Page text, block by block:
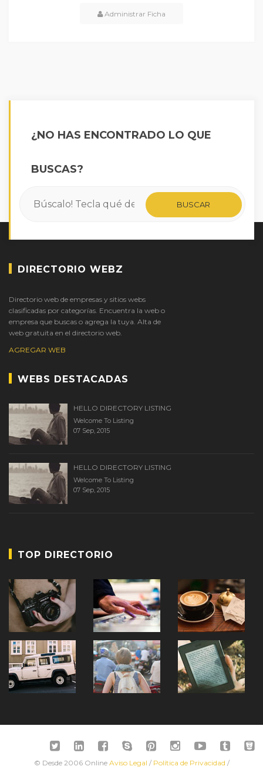
Administrar Ficha
¿NO HAS ENCONTRADO LO QUE
BUSCAS?
DIRECTORIO WEBZ
Directorio web de empresas y sitios webs
clasificadas por categorías. Encuentra la web o
empresa que buscas o agrega la tuya. Alta de
web gratuita en el directorio web.
AGREGAR WEB
WEBS DESTACADAS
HELLO DIRECTORY LISTING
Welcome To Listing
07 Sep, 2015
HELLO DIRECTORY LISTING
Welcome To Listing
07 Sep, 2015
TOP DIRECTORIO
© Desde 2006 Online Aviso Legal / Política de Privacidad /